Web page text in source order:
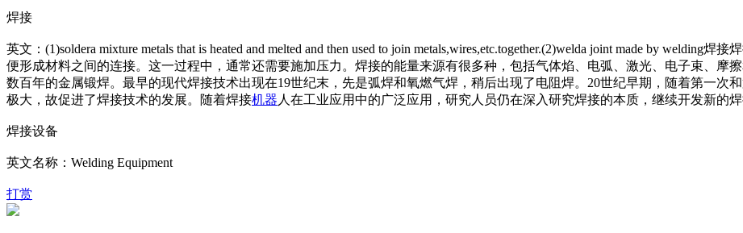
焊接
英文：(1)soldera mixture metals that is heated and melted and then used to join metals,wires,etc.together.(2)welda joint made by welding焊
便形成材料之间的连接。这一过程中，通常还需要施加压力。焊接的能量来源有很多种，包括气体焰、电弧、激光、电子束、摩
数百年的金属锻焊。最早的现代焊接技术出现在19世纪末，先是弧焊和氧燃气焊，稍后出现了电阻焊。20世纪早期，随着第一次
极大，故促进了焊接技术的发展。随着焊接机器 人在工业应用中的广泛应用，研究人员仍在深入研究焊接的本质，继续开发新的
焊接设备
英文名称：Welding Equipment
打赏